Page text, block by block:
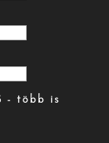
- több is